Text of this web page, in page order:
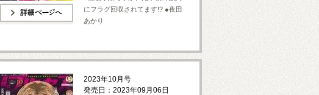
にフラグ回収されてます!? ●夜田
あかり
2023年10月号
発売日：2023年09月06日